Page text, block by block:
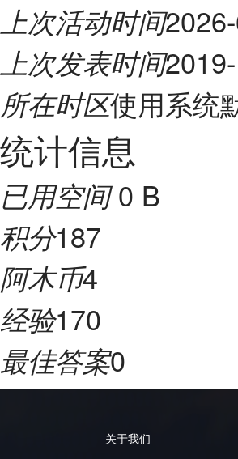
上次活动时间
上次发表时间
所在时区使用系统
统计信息
已用空间0 B
积分187
阿木币4
经验170
最佳答案0
关于我们